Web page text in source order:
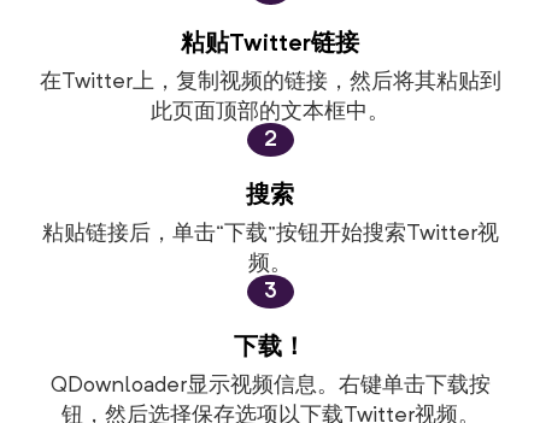
粘贴Twitter链接
在Twitter上，复制视频的链接，然后将其粘贴到
此页面顶部的文本框中。
2
搜索
粘贴链接后，单击“下载”按钮开始搜索Twitter视
频。
3
下载！
QDownloader显示视频信息。右键单击下载按
钮，然后选择保存选项以下载Twitter视频。